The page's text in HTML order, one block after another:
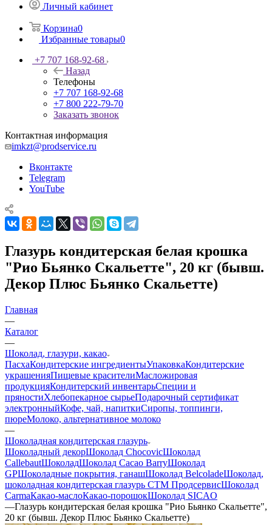
Личный кабинет
Корзина0
Избранные товары0
+7 707 168-92-68
Назад
Телефоны
+7 707 168-92-68
+7 800 222-79-70
Заказать звонок
Контактная информация
imkzt@prodservice.ru
Вконтакте
Telegram
YouTube
Глазурь кондитерская белая крошка
"Рио Бьянко Скальетте", 20 кг (бывш.
Декор Плюс Бьянко Скальетте)
Главная
—
Каталог
—
Шоколад, глазури, какао
ПасхаКондитерские ингредиентыУпаковкаКондитерские
украшенияПищевые красителиМасложировая
продукцияКондитерский инвентарьСпеции и
пряностиХлебопекарное сырьеПодарочный сертификат
электронныйКофе, чай, напиткиСиропы, топпинги,
пюреМолоко, альтернативное молоко
—
Шоколадная кондитерская глазурь
Шоколадный декорШоколад ChocovicШоколад
CallebautШоколадШоколад Cacao BarryШоколад
GPШоколадные покрытия, ганашШоколад BelcoladeШоколад,
шоколадная кондитерская глазурь СТМ ПродсервисШоколад
CarmaКакао-маслоКакао-порошокШоколад SICAO
—Глазурь кондитерская белая крошка "Рио Бьянко Скальетте",
20 кг (бывш. Декор Плюс Бьянко Скальетте)